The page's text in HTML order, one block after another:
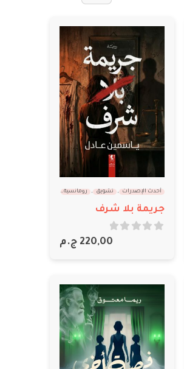
ترجمات , تشويق
أحدث الإصدرات , تشويق , رومانسية
جريمة بلا شرف
220,00 ج.م